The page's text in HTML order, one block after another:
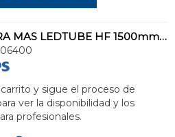
LÁMPARA MAS LEDTUBE HF 1500mm UO 24W830 T8
y sigue el proceso de
ver la disponibilidad y los
profesionales.